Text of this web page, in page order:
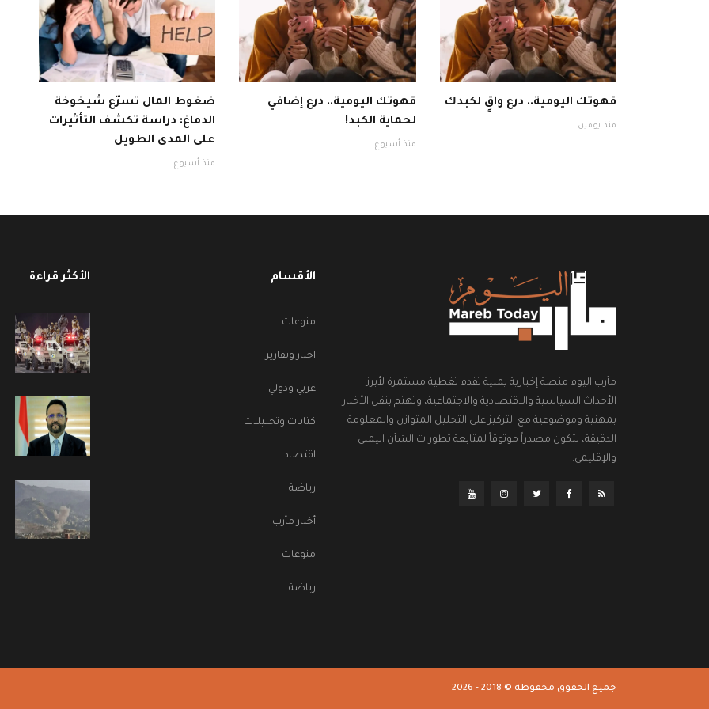
قهوتك اليومية.. درع واقٍ لكبدك
منذ يومين
قهوتك اليومية.. درع إضافي
لحماية الكبد!
منذ أسبوع
ضغوط المال تسرّع شيخوخة
الدماغ: دراسة تكشف التأثيرات
على المدى الطويل
منذ أسبوع
مأرب اليوم منصة إخبارية يمنية تقدم تغطية مستمرة لأبرز
الأحداث السياسية والاقتصادية والاجتماعية، وتهتم بنقل الأخبار
بمهنية وموضوعية مع التركيز على التحليل المتوازن والمعلومة
الدقيقة، لتكون مصدراً موثوقاً لمتابعة تطورات الشأن اليمني
والإقليمي.
الأقسام
منوعات
اخبار وتقارير
عربي ودولي
كتابات وتحليلات
اقتصاد
رياضة
أخبار مأرب
منوعات
رياضة
الأكثر قراءة
جميع الحقوق محفوظة © 2018 - 2026